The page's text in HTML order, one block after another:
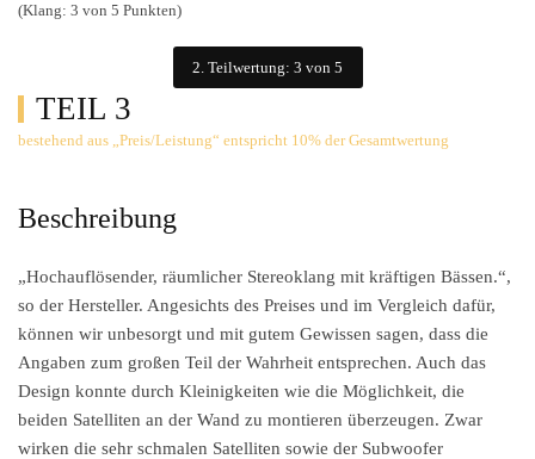
(Klang: 3 von 5 Punkten)
2. Teilwertung: 3 von 5
TEIL 3
bestehend aus „Preis/Leistung“ entspricht 10% der Gesamtwertung
Beschreibung
„Hochauflösender, räumlicher Stereoklang mit kräftigen Bässen.“,
so der Hersteller. Angesichts des Preises und im Vergleich dafür,
können wir unbesorgt und mit gutem Gewissen sagen, dass die
Angaben zum großen Teil der Wahrheit entsprechen. Auch das
Design konnte durch Kleinigkeiten wie die Möglichkeit, die
beiden Satelliten an der Wand zu montieren überzeugen. Zwar
wirken die sehr schmalen Satelliten sowie der Subwoofer